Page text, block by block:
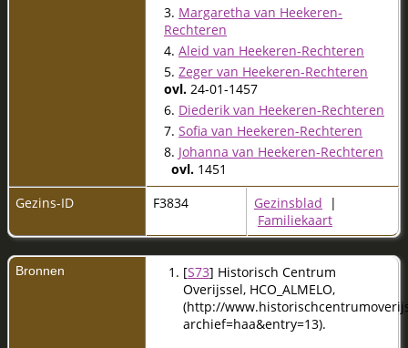
3. Margaretha van Heekeren-
Rechteren
4. Aleid van Heekeren-Rechteren
5. Zeger van Heekeren-Rechteren
ovl. 24-01-1457
6. Diederik van Heekeren-Rechteren
7. Sofia van Heekeren-Rechteren
8. Johanna van Heekeren-Rechteren
ovl. 1451
Gezins-ID
F3834 Gezinsblad |
Familiekaart
Bronnen [S73] Historisch Centrum
Overijssel, HCO_ALMELO,
(http://
archief=haa&entry=13).